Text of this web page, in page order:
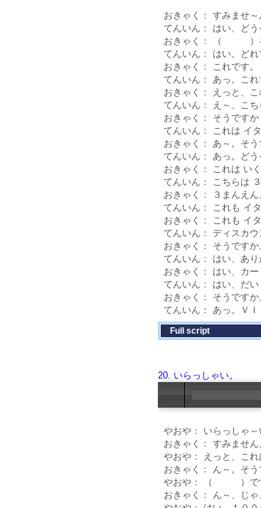
おきゃく： すみま
てんいん： はい、どう
おきゃく： （ ）を
てんいん： はい。どれ
おきゃく： これです。
てんいん： あっ。これ
おきゃく： えっと、こ
てんいん： え～、
おきゃく： そうですか
てんいん： これは イタ
おきゃく： あ～。そ
てんいん： あっ。どう
おきゃく： これは いく
てんいん： こちらは
おきゃく： ３まんえん
てんいん： これも イタ
おきゃく： これも
てんいん： ディスカ
おきゃく： そうです
てんいん： はい、あ
おきゃく： はい、カー
てんいん： はい、だい
おきゃく： そうで
てんいん： あっ。ＶＩ
Full script
20. いらっしゃい。
やおや： いらっしゃ～
おきゃく： すみません
やおや： えっと、こ
おきゃく： ん～。そう
やおや： （ ）です
おきゃく： ん～、じゃ